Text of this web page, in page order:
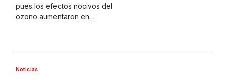
pues los efectos nocivos del
ozono aumentaron en…
Noticias